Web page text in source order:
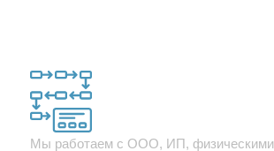
Мы работаем с ООО, ИП, физическими